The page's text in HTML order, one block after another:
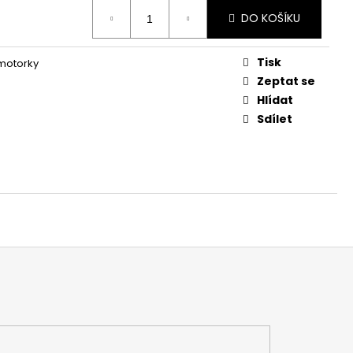
DO KOŠÍKU
Tisk
Zeptat se
Hlídat
Sdílet